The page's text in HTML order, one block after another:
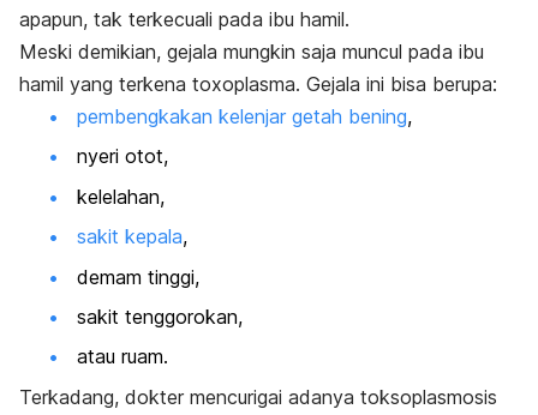
apapun, tak terkecuali pada ibu hamil.
Meski demikian, gejala mungkin saja muncul pada ibu
hamil yang terkena toxoplasma. Gejala ini bisa berupa:
pembengkakan kelenjar getah bening,
nyeri otot,
kelelahan,
sakit kepala,
demam tinggi,
sakit tenggorokan,
atau ruam.
Terkadang, dokter mencurigai adanya toksoplasmosis